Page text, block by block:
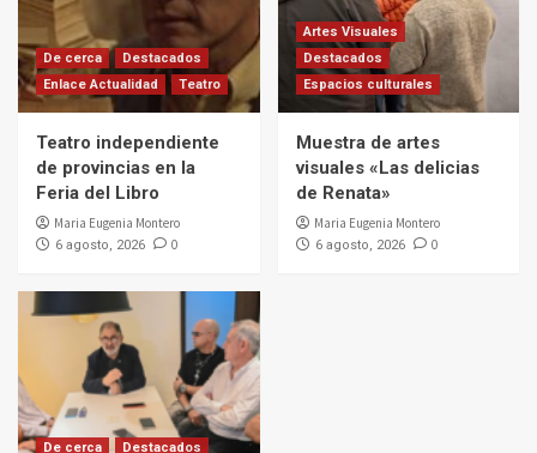
De cerca
Destacados
Enlace Actualidad
Teatro
Teatro independiente
de provincias en la
Feria del Libro
Maria Eugenia Montero
6 agosto, 2026 0
Artes Visuales
Destacados
Espacios culturales
Muestra de artes
visuales «Las delicias
de Renata»
Maria Eugenia Montero
6 agosto, 2026 0
De cerca Destacados